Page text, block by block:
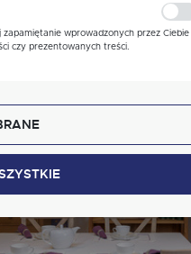
Obrus Len Biały Elegance
wprowadzonych przez Ciebie
czy prezentowanych treści.
zakresie wykorzystywania witryny
są nasze serwisy www. Dane pozwalają
ich popularności wśród
wszystkich funkcjonalności.
informacje i aktualności na